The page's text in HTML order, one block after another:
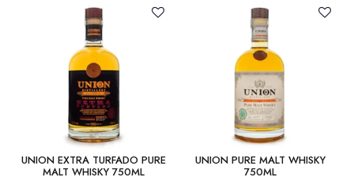
UNION EXTRA TURFADO PURE
MALT WHISKY 750ML
UNION PURE MALT WHISKY
750ML